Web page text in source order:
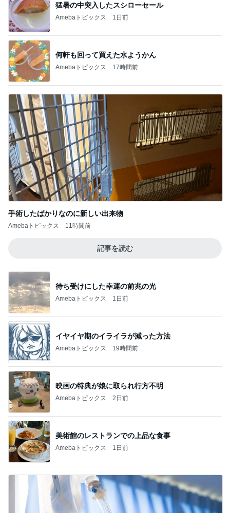
猛暑の中突入したスシローセール
Amebaトピックス 1日前
何軒も回って買えた水ようかん
Amebaトピックス 17時間前
手術したばかりなのに新しい出来物
Amebaトピックス 11時間前
記事を読む
待ち受けにした幸運の前兆の光
Amebaトピックス 1日前
イヤイヤ期のイライラが減った方法
Amebaトピックス 19時間前
映画の特典が娘に取られ行方不明
Amebaトピックス 2日前
美術館のレストランでの上品な食事
Amebaトピックス 1日前